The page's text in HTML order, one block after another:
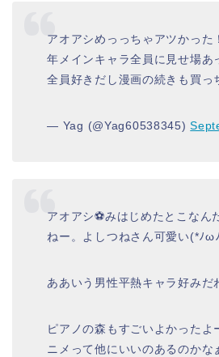
アオアシめっっちゃアツかった
年メインキャラ全員に見せ場あ
全員好きだし漫画の続きも買っ
— Yag (@Yag60538345)
アオアシ⚽みはじめたとこなん
ねー。よしつねさん可愛い(*ﾉω
ああいう男性平熱キャラ好みだ
ピアノの森もすごいよかったよ
ニメって他にいいのあるのかな